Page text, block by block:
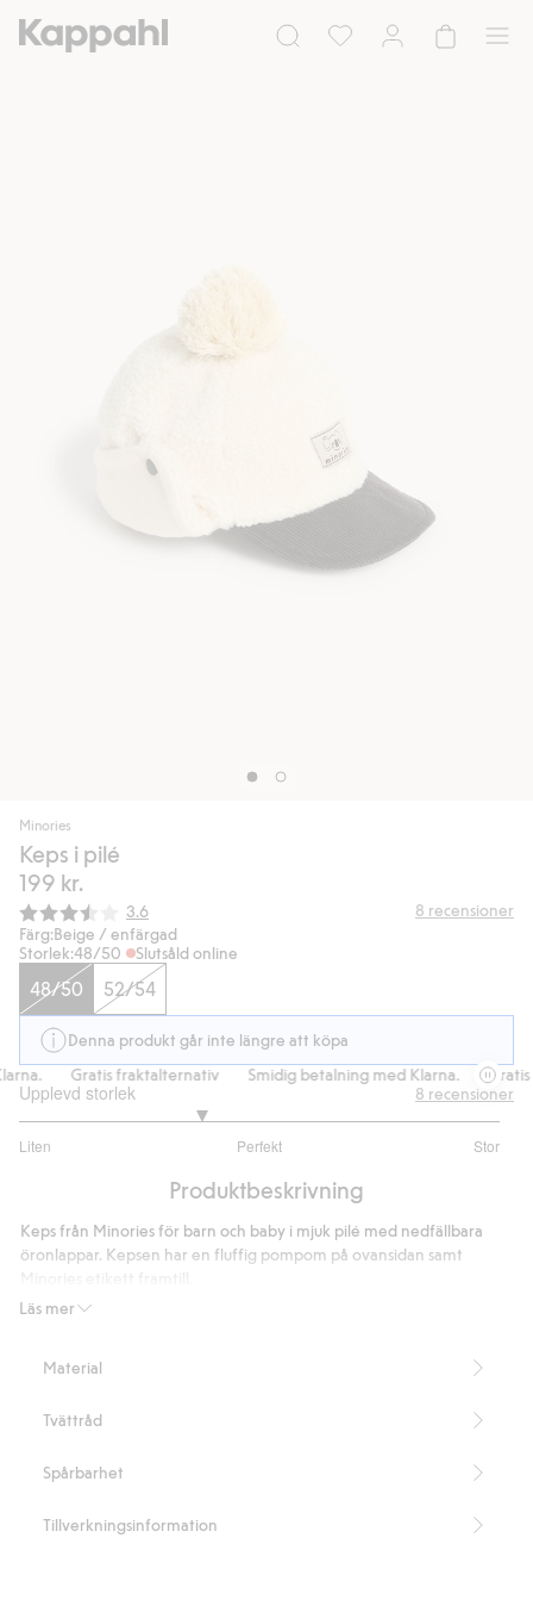
Minories
Keps i pilé
199 kr.
Snittbetyg:
3.6 8 recensioner
Färg:Beige / enfärgad
Storlek:48/50 Slutsåld online
48/50 52/54
Denna produkt går inte längre att köpa
Gratis fraktalternativ Smidig betalning med Klarna. Gratis
Upplevd storlek
Liten Perfekt Stor
utav
8
betyg
8 recensioner
Produktbeskrivning
Läs mer
Keps från Minories för barn och baby i mjuk pilé med nedfällbara
öronlappar. Kepsen har en fluffig pompom på ovansidan samt
Innehåller 100% återvunnen polyester
Material
Tvättråd
Spårbarhet
Tillverkningsinformation